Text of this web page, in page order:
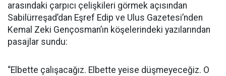
arasındaki çarpıcı çelişkileri görmek açısından
Sabilürreşad’dan Eşref Edip ve Ulus Gazetesi’nden
Kemal Zeki Gençosman’ın köşelerindeki yazılarından
pasajlar sundu:
“Elbette çalışacağız. Elbette yeise düşmeyeceğiz. O